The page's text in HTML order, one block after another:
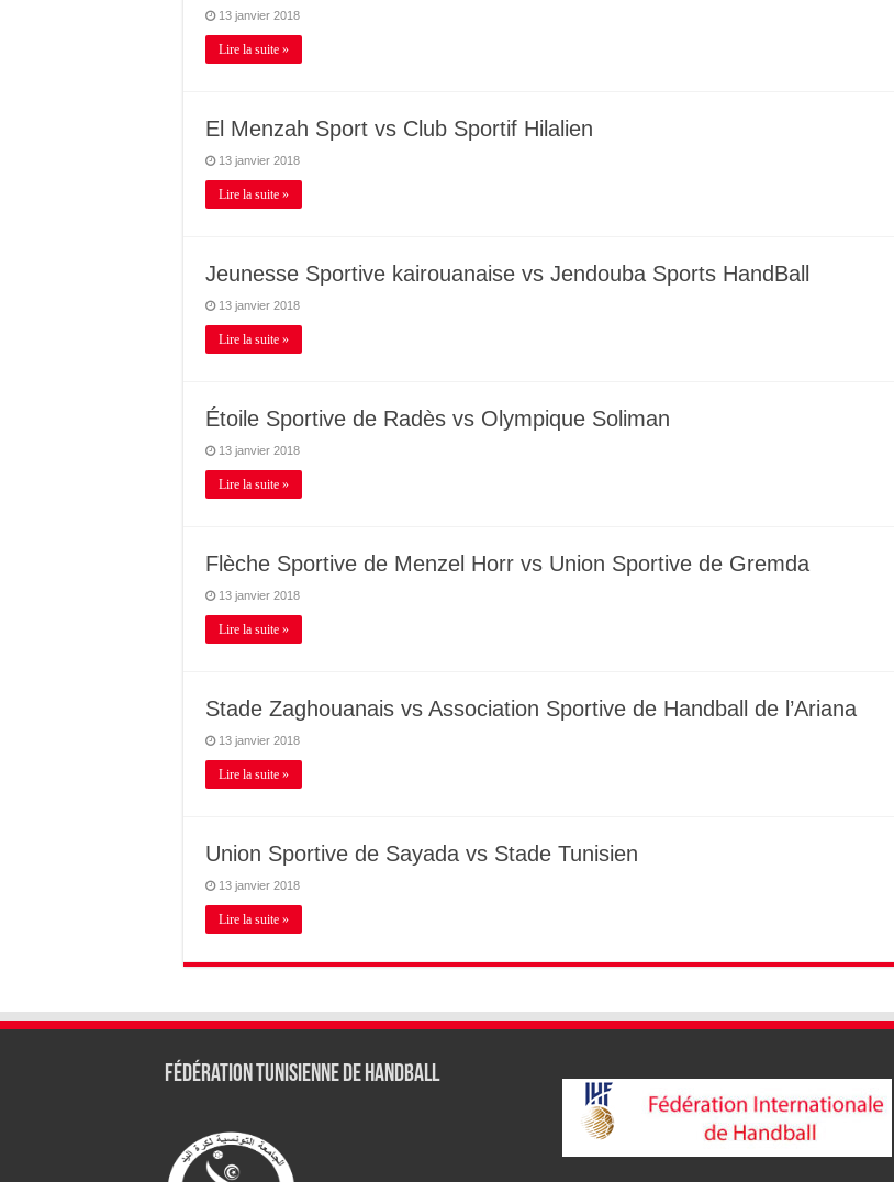
13 janvier 2018
Lire la suite »
El Menzah Sport vs Club Sportif Hilalien
13 janvier 2018
Lire la suite »
Jeunesse Sportive kairouanaise vs Jendouba Sports HandBall
13 janvier 2018
Lire la suite »
Étoile Sportive de Radès vs Olympique Soliman
13 janvier 2018
Lire la suite »
Flèche Sportive de Menzel Horr vs Union Sportive de Gremda
13 janvier 2018
Lire la suite »
Stade Zaghouanais vs Association Sportive de Handball de l’Ariana
13 janvier 2018
Lire la suite »
Union Sportive de Sayada vs Stade Tunisien
13 janvier 2018
Lire la suite »
Fédération tunisienne de Handball